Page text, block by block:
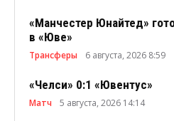
«Манчестер Юнайтед»
в «Юве»
Трансферы 6 августа, 2026 8:59
«Челси» 0:1 «Ювентус»
Матч 5 августа, 2026 14:14